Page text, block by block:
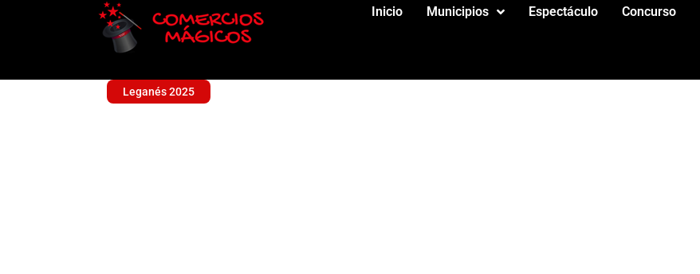
Inicio Municipios Espectáculo Concurso
Leganés 2025